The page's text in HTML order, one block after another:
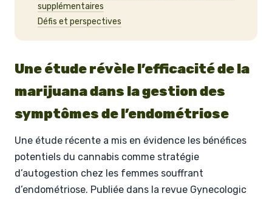
supplémentaires
Défis et perspectives
Une étude révèle l’efficacité de la
marijuana dans la gestion des
symptômes de l’endométriose
Une étude récente a mis en évidence les bénéfices
potentiels du cannabis comme stratégie
d’autogestion chez les femmes souffrant
d’endométriose. Publiée dans la revue Gynecologic